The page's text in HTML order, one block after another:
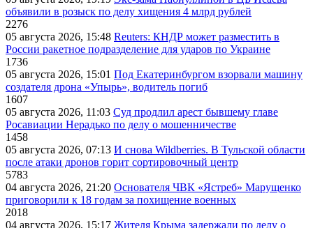
объявили в розыск по делу хищения 4 млрд рублей
2276
05 августа 2026, 15:48 Reuters: КНДР может разместить в
России ракетное подразделение для ударов по Украине
1736
05 августа 2026, 15:01 Под Екатеринбургом взорвали машину
создателя дрона «Упырь», водитель погиб
1607
05 августа 2026, 11:03 Суд продлил арест бывшему главе
Росавиации Нерадько по делу о мошенничестве
1458
05 августа 2026, 07:13 И снова Wildberries. В Тульской области
после атаки дронов горит сортировочный центр
5783
04 августа 2026, 21:20 Основателя ЧВК «Ястреб» Марущенко
приговорили к 18 годам за похищение военных
2018
04 августа 2026, 15:17 Жителя Крыма задержали по делу о